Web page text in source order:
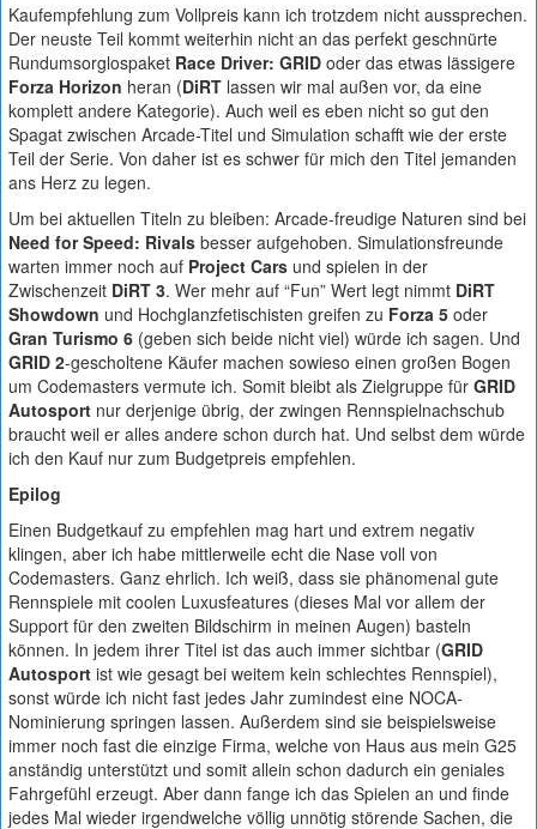
Kaufempfehlung zum Vollpreis kann ich trotzdem nicht aussprechen.
Der neuste Teil kommt weiterhin nicht an das perfekt geschnürte
Rundumsorglospaket Race Driver: GRID oder das etwas lässigere
Forza Horizon heran (DiRT lassen wir mal außen vor, da eine
komplett andere Kategorie). Auch weil es eben nicht so gut den
Spagat zwischen Arcade-Titel und Simulation schafft wie der erste
Teil der Serie. Von daher ist es schwer für mich den Titel jemanden
ans Herz zu legen.
Um bei aktuellen Titeln zu bleiben: Arcade-freudige Naturen sind bei
Need for Speed: Rivals besser aufgehoben. Simulationsfreunde
warten immer noch auf Project Cars und spielen in der
Zwischenzeit DiRT 3. Wer mehr auf “Fun” Wert legt nimmt DiRT
Showdown und Hochglanzfetischisten greifen zu Forza 5 oder
Gran Turismo 6 (geben sich beide nicht viel) würde ich sagen. Und
GRID 2-gescholtene Käufer machen sowieso einen großen Bogen
um Codemasters vermute ich. Somit bleibt als Zielgruppe für GRID
Autosport nur derjenige übrig, der zwingen Rennspielnachschub
braucht weil er alles andere schon durch hat. Und selbst dem würde
ich den Kauf nur zum Budgetpreis empfehlen.
Epilog
Einen Budgetkauf zu empfehlen mag hart und extrem negativ
klingen, aber ich habe mittlerweile echt die Nase voll von
Codemasters. Ganz ehrlich. Ich weiß, dass sie phänomenal gute
Rennspiele mit coolen Luxusfeatures (dieses Mal vor allem der
Support für den zweiten Bildschirm in meinen Augen) basteln
können. In jedem ihrer Titel ist das auch immer sichtbar (GRID
Autosport ist wie gesagt bei weitem kein schlechtes Rennspiel),
sonst würde ich nicht fast jedes Jahr zumindest eine NOCA-
Nominierung springen lassen. Außerdem sind sie beispielsweise
immer noch fast die einzige Firma, welche von Haus aus mein G25
anständig unterstützt und somit allein schon dadurch ein geniales
Fahrgefühl erzeugt. Aber dann fange ich das Spielen an und finde
jedes Mal wieder irgendwelche völlig unnötig störende Sachen, die